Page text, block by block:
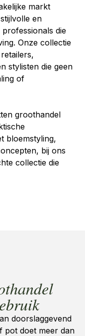
markt
en
die
Onze collectie
stylisten die geen
of
groothandel
bloemstyling,
bij ons
collectie die
doorslaggevend
pot doet meer dan